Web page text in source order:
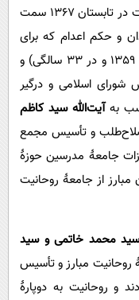
شد ( و بر خلاف تبلیغات و و القائات در تابستان 1367 سمت
و حکم اعدام که برای
صادر کرد ( در شهریور 1359 و در 33 سالگی) و
شورای اسلامی و درگیر
بهآیت‌الله سید کاظم
و تأسیس مجمع
جامعۀ مدرسین حوزۀ
از جامعۀ روحانیت
محمد خاتمی و سید
روحانیت مبارز و تأسیس
و روحانیت به دوپارۀ